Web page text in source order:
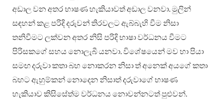
අඩාල වන අතර භාෂණ හැකියාවත් අඩාල වනවා. මුලින්
සඳහන් කළ පරිදි දරුවන් තිරවලට ඇබ්බැහි වීම නිසා
තනිවීමට ලක්වන අතර නිසි පරිදි භාෂා වර්ධනය වීමට
පිරිසකගේ සහය නොලැබී යනවා. විශේෂයෙන් මව හා පියා
සමඟ දරුවා කතා බහ නොකරන නිසා ත් අනෙක් අයගේ කතා
බහට ඇහුම්කන් නොදෙන නිසාත් දරුවාගේ භාෂණ
හැකියාව කිසිසේත්ම වර්ධනය නොවන්නටත් පුළුවන්.